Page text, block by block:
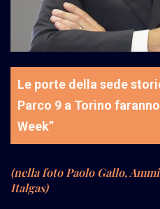
Le porte della sede
Parco 9 a Torino
Week”
(nella foto Paolo Gallo,
Italgas)